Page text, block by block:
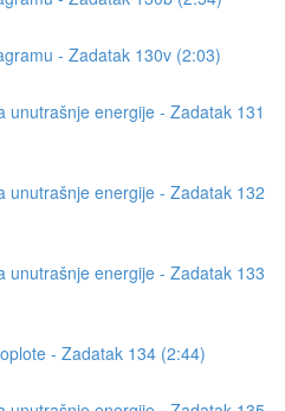
- Zadatak 130v (2:03)
unutrašnje energije - Zadatak 131
unutrašnje energije - Zadatak 132
unutrašnje energije - Zadatak 133
- Zadatak 134 (2:44)